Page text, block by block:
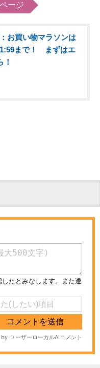
ージ
：お買い物マラソンは
まで！ まずはエ
！